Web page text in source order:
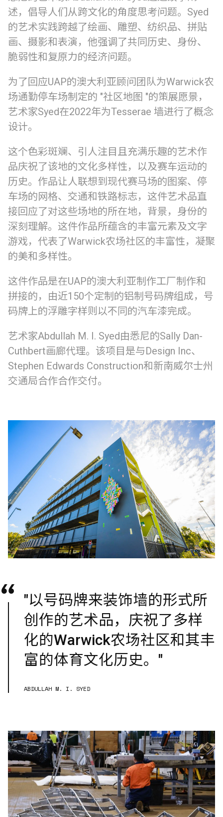
述，倡导人们从跨文化的角度思考问题。Syed
的艺术实践跨越了绘画、雕塑、纺织品、拼贴
画、摄影和表演，他强调了共同历史、身份、
脆弱性和复原力的经济问题。
为了回应UAP的澳大利亚顾问团队为Warwick农
场通勤停车场制定的 "社区地图 "的策展愿景，
艺术家Syed在2022年为Tesserae 墙进行了概念
设计。
这个色彩斑斓、引人注目且充满乐趣的艺术作
品庆祝了该地的文化多样性，以及赛车运动的
历史。作品让人联想到现代赛马场的图案、停
车场的网格、交通和铁路标志，这件艺术品直
接回应了对这些场地的所在地，背景，身份的
深刻理解。这件作品所蕴含的丰富元素及文字
游戏，代表了Warwick农场社区的丰富性，凝聚
的美和多样性。
这件作品是在UAP的澳大利亚制作工厂制作和
拼接的，由近150个定制的铝制号码牌组成，号
码牌上的浮雕字样则以不同的汽车漆完成。
艺术家Abdullah M. I. Syed由悉尼的Sally Dan-
Cuthbert画廊代理。该项目是与Design Inc、
Stephen Edwards Construction和新南威尔士州
交通局合作合作交付。
"以号码牌来装饰墙的形式所
创作的艺术品，庆祝了多样
化的Warwick农场社区和其丰
富的体育文化历史。"
ABDULLAH M. I. SYED